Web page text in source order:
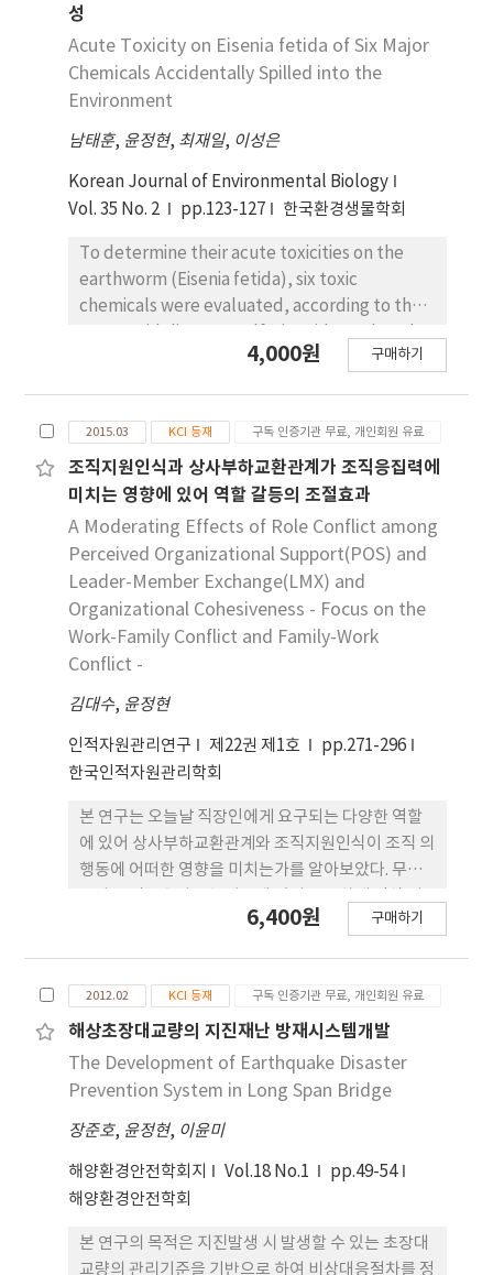
photocatalysts that uses plant leaves,
including Nelumbo nucifera (lotus leaf), Rosa
sp. (rose petal), and Limonium sinuatum
(statice petal), as natural templates. By
functional groups, AgNPs were selectively
formed along the microstructures of the
templates, preserving their hierarchical
morphology. MNAg photocatalysts were
subsequently obtained through controlled
calcination, and successfully retained the
microscale structure of the original
template. The surface morphology, chemical
composition and crystalline structure of the
scanning electron microscopy (FE-SEM),
energy-dispersive X-ray spectroscopy (EDS),
transmission electron microscopy (TEM), and
successful formation of hierarchical AgNPs.
The optical behavior of the MNAg,
characterized with diffuse reflectance
spectroscopy (DRS), demonstrated
broadened absorption across the visible
region, which is attributed to plasmonic
coupling among the densely packed AgNPs,
hierarchical surface. The photocatalytic
performance of the MNAg materials was
under UV-Vis illumination. The MNAg derived
from lotus leaves exhibited the highest
photocatalytic efficiency. This study
presents a sustainable route to hierarchical
Ag photocatalysts, highlighting the potential
of bio-inspired nanomaterials for
environmental applications.
성
Acute Toxicity on Eisenia fetida of Six Major
Chemicals Accidentally Spilled into the
Environment
남태훈, 윤정현, 최재일, 이성은
Korean Journal of Environmental Biology
Vol. 35 No. 2
pp.123-127 한국환경생물학회
To determine their acute toxicities on the
earthworm (Eisenia fetida), six toxic
chemicals were evaluated, according to the
methylethylketone, nitric acid, formic acid,
acid, nitric acid, formic acid, and toluene
were 20.5, 49.1, 55.5, and 534.5 μg cm-2,
respectively. Toluene showed 26-fold lower
toxicity than sulfuric acid. In this study,
methanol and methylethylketone did not
exhibit any toxicity to the earthworm.
Further evaluation revealed that nitric acid,
formic acid, and toluene exerted a change in
the body weight of the chemically treated
earthworms, whereas the other chemicals
were ineffective. These results can be used
chemicals are accidently discharged into the
environment.
4,000원 구매하기
2015.03 KCI 등재 구독 인증기관 무료, 개인회원 유료
조직지원인식과 상사부하교환관계가 조직응집력에
미치는 영향에 있어 역할 갈등의 조절효과
A Moderating Effects of Role Conflict among
Perceived Organizational Support(POS) and
Leader-Member Exchange(LMX) and
Organizational Cohesiveness - Focus on the
Work-Family Conflict and Family-Work
Conflict -
김대수, 윤정현
인적자원관리연구 제22권 제1호
pp.271-296
한국인적자원관리학회
본 연구는 오늘날 직장인에게 요구되는 다양한 역할
에 있어 상사부하교환관계와 조직지원인식이 조직 의
행동에 어떠한 영향을 미치는가를 알아보았다. 무엇
고 있는 구성원의 조직응집력이 어떠한 영향을 미치
등이 어떠한 역할을 하는지 알아보았다. 이를 위해 조
직지원인식과 상사부하교환관계를 선행변수로 선정
하였으며, 조직응집력 변수를 종속변수, 그리 고 일-
가정 갈등과 가정-일 갈등을 조절변수로 선정하였다.
모두 조직응집력에 정의 유의한 영향을 미치는 것 으
로 나타나 조직응집력을 높이는 것으로 나타났다. 둘
째, 조절변수인 일과 가정 사이에서의 개인의 역할 갈
나, 가정-일 갈등은 유의한 부(-)의 영향을 미치는 것
으로 나타나 가정-일 갈등이 조직응집력에 중요한 영
6,400원 구매하기
2012.02 KCI 등재 구독 인증기관 무료, 개인회원 유료
해상초장대교량의 지진재난 방재시스템개발
The Development of Earthquake Disaster
Prevention System in Long Span Bridge
장준호, 윤정현, 이윤미
해양환경안전학회지 Vol.18 No.1
pp.49-54
해양환경안전학회
본 연구의 목적은 지진발생 시 발생할 수 있는 초장대
교량의 관리기준을 기반으로 하여 비상대응절차를 정